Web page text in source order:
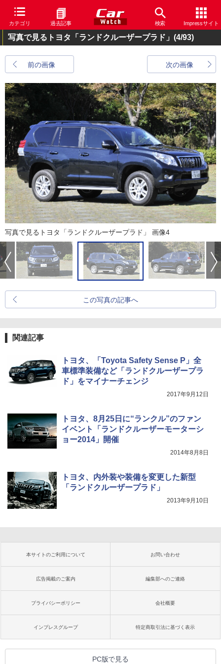
カテゴリ 過去記事 検索 Impressサイト
写真で見るトヨタ「ランドクルーザープラド」 (4/93)
前の画像 次の画像
写真で見るトヨタ「ランドクルーザープラド」 画像4
この写真の記事へ
関連記事
トヨタ、「Toyota Safety Sense P」全
車標準装備など「ランドクルーザープラ
ド」をマイナーチェンジ
2017年9月12日
トヨタ、8月25日に“ランクル”のファン
イベント「ランドクルーザーモーターシ
ョー2014」開催
2014年8月8日
トヨタ、内外装や装備を変更した新型
「ランドクルーザープラド」
2013年9月10日
本サイトのご利用について お問い合わせ
広告掲載のご案内 編集部へのご連絡
プライバシーポリシー 会社概要
インプレスグループ 特定商取引法に基づく表示
PC版で見る